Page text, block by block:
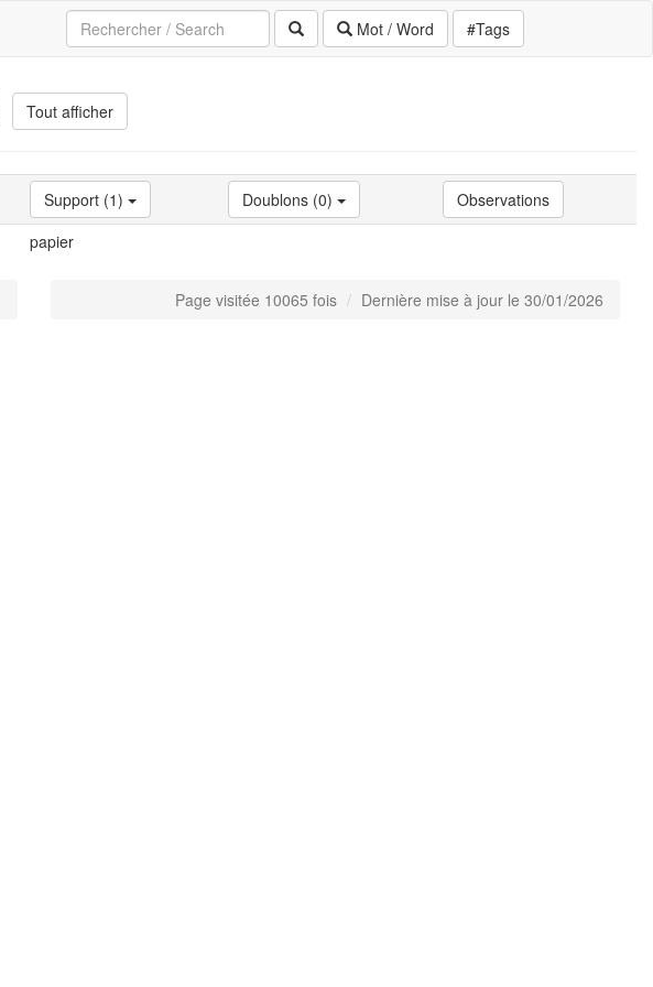
Mot / Word #Tags
Tout afficher
Support (1) Doublons (0)
Observations
papier
Page visitée 10065 fois Dernière mise à jour le 30/01/2026